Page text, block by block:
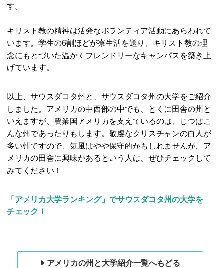
す。
キリスト教の精神は活発なボランティア活動にあらわれて
います。学生の6割ほどが寮生活を送り、キリスト教の理
念にもとづいた温かくフレンドリーなキャンパスを築き上
げています。
以上、サウスダコタ州と、サウスダコタ州の大学をご紹介
しました。アメリカの中西部の中でも、とくに田舎の州と
いえますが、農業国アメリカを支えているのは、じつはこ
んな州であったりもします。敬虔なクリスチャンの白人が
多い州ですので、気風はやや保守的かもしれませんが、ア
メリカの田舎に興味があるという人は、ぜひチェックして
みてください！
「アメリカ大学ランキング」でサウスダコタ州の大学を
チェック！
アメリカの州と大学紹介一覧へもどる